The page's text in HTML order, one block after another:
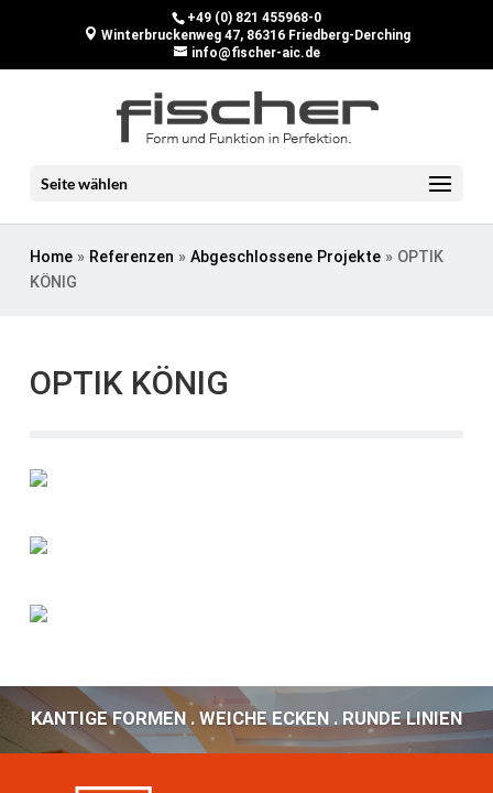
+49 (0) 821 455968-0
Winterbruckenweg 47, 86316 Friedberg-Derching
info@fischer-aic.de
Seite wählen
Home» Referenzen » Abgeschlossene Projekte» OPTIK
KÖNIG
OPTIK KÖNIG
KANTIGE FORMEN . WEICHE ECKEN . RUNDE LINIEN